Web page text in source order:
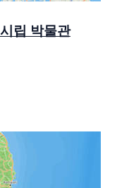
립 박물관